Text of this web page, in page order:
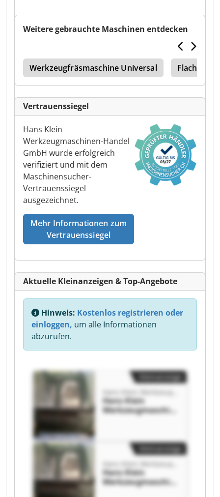
Weitere gebrauchte Maschinen entdecken
Werkzeugfräsmaschine Universal
Vertrauenssiegel
Hans Klein
Werkzeugmaschinen-Handel
GmbH wurde erfolgreich
verifiziert und mit dem
Maschinensucher-
Vertrauenssiegel
ausgezeichnet.
Mehr Informationen zum
Vertrauenssiegel
Aktuelle Kleinanzeigen & Top-Angebote
Hinweis: Kostenlos registrieren oder
einloggen, um alle Informationen
abzurufen.
Hans Klein
Werkzeugmaschin
en-Handel GmbH
Werkzeugmaschin
en-Handel GmbH
Hans Klein
Werkzeugmaschin
en-Handel GmbH
Kleinanzeige